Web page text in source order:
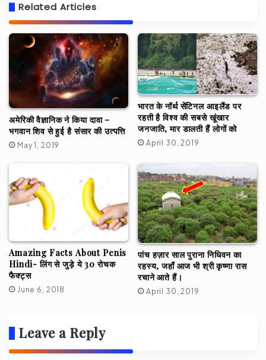
Related Articles
अमेरिकी वैज्ञानिक ने किया दावा –
भगवान शिव से हुई है संसार की उत्पत्ति
May 1, 2019
भारत के नॉर्थ सेंटिनल आइलैंड पर
रहती है विश्व की सबसे खूंखार
जनजाति, मार डालती हैं लोगों को
April 30, 2019
Amazing Facts About Penis
Hindi- लिंग से जुड़े ये 30 रोचक
फैक्ट्स
June 6, 2018
पांच हज़ार साल पुराना निधिवन का
रहस्य, जहाँ आज भी श्री कृष्णा रास
रचाने आते हैं।
April 30, 2019
Leave a Reply